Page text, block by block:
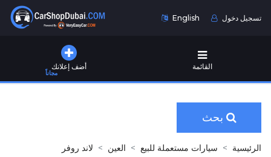
English تسجيل دخول
أضف إعلانك
مجاناً
القائمة
بحث
الرئيسية سيارات مستعملة للبيع العين لاند روفر